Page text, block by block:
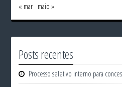
« mar maio »
Posts recentes
Processo seletivo interno para